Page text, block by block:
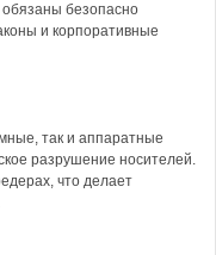
безопасно
и корпоративные
так и аппаратные
разрушение носителей.
что делает